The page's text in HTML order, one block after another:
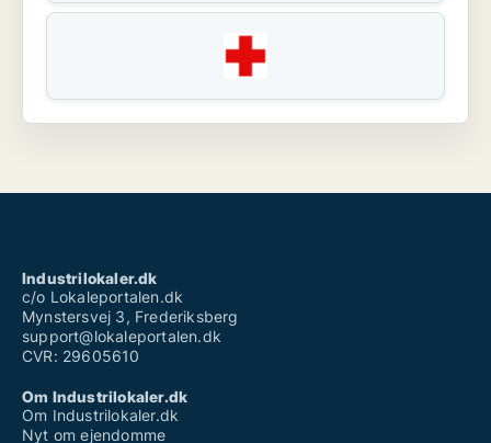
Industrilokaler.dk
c/o Lokaleportalen.dk
Mynstersvej 3, Frederiksberg
support@lokaleportalen.dk
CVR: 29605610
Om Industrilokaler.dk
Om Industrilokaler.dk
Nyt om ejendomme